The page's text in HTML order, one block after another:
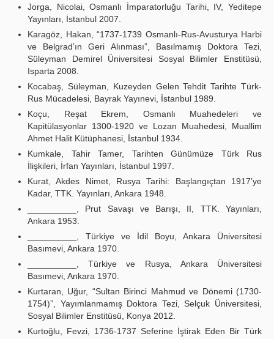
Jorga, Nicolai, Osmanlı İmparatorluğu Tarihi, IV, Yeditepe
Yayınları, İstanbul 2007.
Karagöz, Hakan, “1737-1739 Osmanlı-Rus-Avusturya Harbi
ve Belgrad’ın Geri Alınması”, Basılmamış Doktora Tezi,
Süleyman Demirel Üniversitesi Sosyal Bilimler Enstitüsü,
Isparta 2008.
Kocabaş, Süleyman, Kuzeyden Gelen Tehdit Tarihte Türk-
Rus Mücadelesi, Bayrak Yayınevi, İstanbul 1989.
Koçu, Reşat Ekrem, Osmanlı Muahedeleri ve
Kapitülasyonlar 1300-1920 ve Lozan Muahedesi, Muallim
Ahmet Halit Kütüphanesi, İstanbul 1934.
Kumkale, Tahir Tamer, Tarihten Günümüze Türk Rus
İlişkileri, İrfan Yayınları, İstanbul 1997.
Kurat, Akdes Nimet, Rusya Tarihi: Başlangıçtan 1917’ye
Kadar, TTK. Yayınları, Ankara 1948.
__________, Prut Savaşı ve Barışı, II, TTK. Yayınları,
Ankara 1953.
__________, Türkiye ve İdil Boyu, Ankara Üniversitesi
Basımevi, Ankara 1970.
__________, Türkiye ve Rusya, Ankara Üniversitesi
Basımevi, Ankara 1970.
Kurtaran, Uğur, “Sultan Birinci Mahmud ve Dönemi (1730-
1754)”, Yayımlanmamış Doktora Tezi, Selçuk Üniversitesi,
Sosyal Bilimler Enstitüsü, Konya 2012.
Kurtoğlu, Fevzi, 1736-1737 Seferine İştirak Eden Bir Türk